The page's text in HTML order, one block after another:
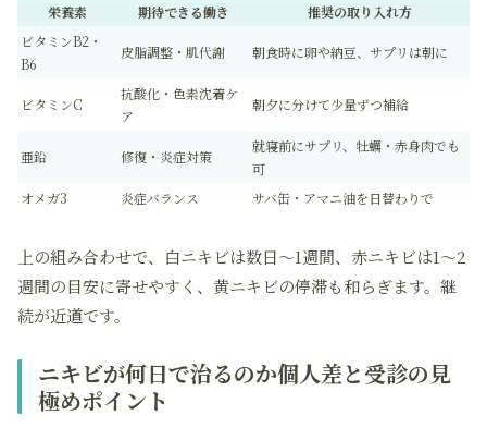
栄養素 期待できる働き
推奨の取り入れ方
ビタミンB2・
B6
皮脂調整・肌代謝 朝食時に卵や納豆、サプリは朝に
ビタミンC
抗酸化・色素沈着ケ
ア
朝夕に分けて少量ずつ補給
亜鉛 修復・炎症対策
就寝前にサプリ、牡蠣・赤身肉でも
可
オメガ3
炎症バランス サバ缶・アマニ油を日替わりで
上の組み合わせで、白ニキビは数日〜1週間、赤ニキビは1〜2
週間の目安に寄せやすく、黄ニキビの停滞も和らぎます。継
続が近道です。
ニキビが何日で治るのか個人差と受診の見
極めポイント